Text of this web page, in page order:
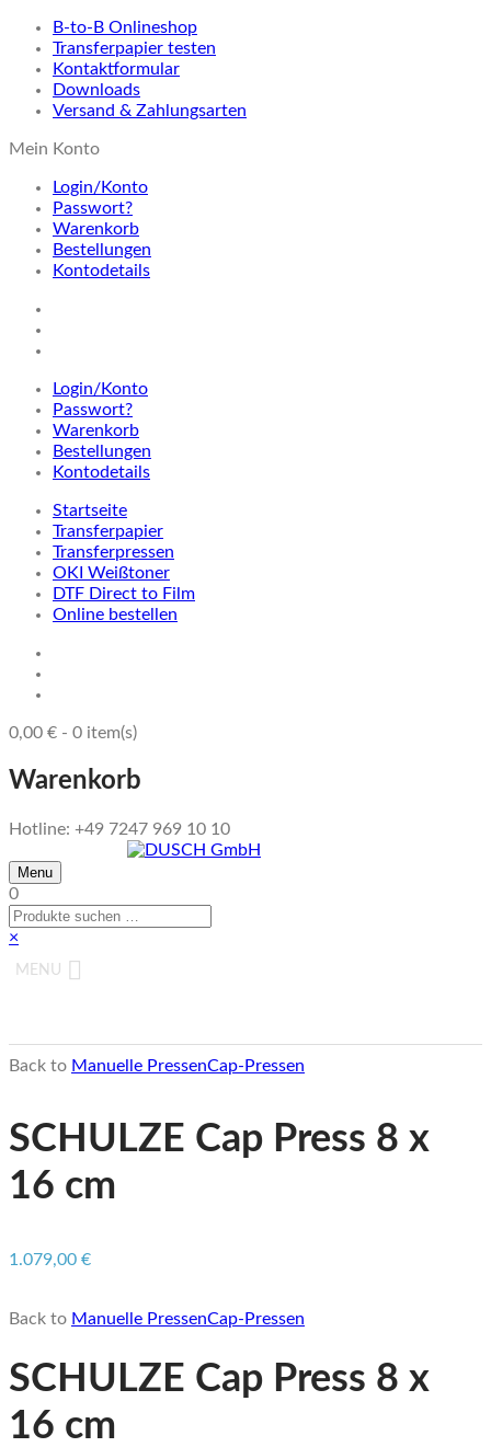
B-to-B Onlineshop
Transferpapier testen
Kontaktformular
Downloads
Versand & Zahlungsarten
Mein Konto
Login/Konto
Passwort?
Warenkorb
Bestellungen
Kontodetails
Login/Konto
Passwort?
Warenkorb
Bestellungen
Kontodetails
Startseite
Transferpapier
Transferpressen
OKI Weißtoner
DTF Direct to Film
Online bestellen
0,00 € - 0 item(s)
Warenkorb
Hotline: +49 7247 969 10 10
Menu
0
×
MENU
Back to Manuelle PressenCap-Pressen
SCHULZE Cap Press 8 x
16 cm
1.079,00 €
Back to Manuelle PressenCap-Pressen
SCHULZE Cap Press 8 x
16 cm